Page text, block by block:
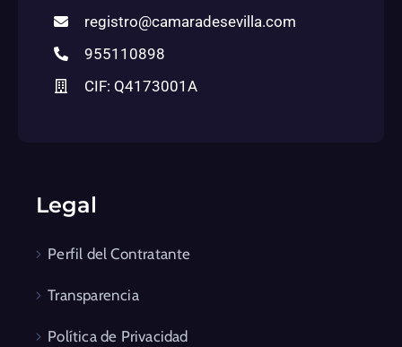
registro@camaradesevilla.com
955110898
CIF: Q4173001A
Legal
Perfil del Contratante
Transparencia
Política de Privacidad